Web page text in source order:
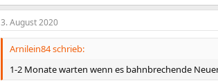
3. August 2020
Arnilein84 schrieb:
1-2 Monate warten wenn es bahnbrechende